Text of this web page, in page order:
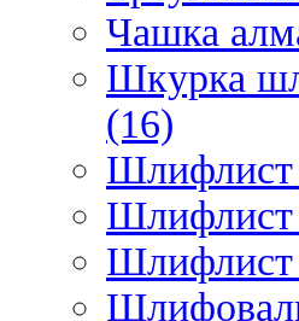
Чашка
Шкурка
(16)
Шлифлист
Шлифлист